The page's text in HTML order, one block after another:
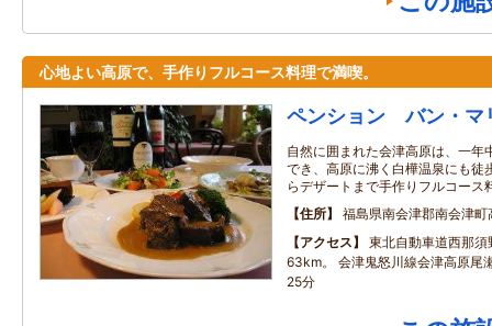
心地よい高原で、手作りフルコース料理で満喫。
ペンション バン・マ
自然に囲まれた会津高原は、一年
でき、高原に沸く白樺温泉にも徒
らデザートまで手作りフルコース
住所
福島県南会津郡南会津町
アクセス
東北自動車道西那須
63km。 会津鬼怒川線会津高原尾
25分